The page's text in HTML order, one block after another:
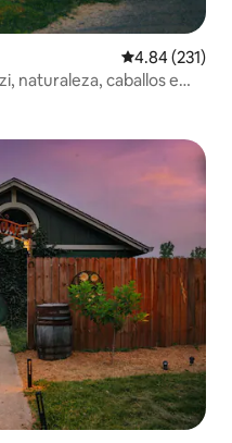
Calificación
4.84 (231)
naturaleza, caballos e